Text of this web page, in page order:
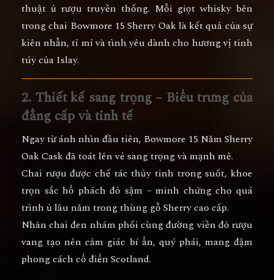
thuật ủ rượu truyền thống. Mỗi giọt whisky bên
trong chai Bowmore 15 Sherry Oak là kết quả của sự
kiên nhẫn, tỉ mỉ và tình yêu dành cho hương vị tinh
túy của Islay.
2. Thiết kế sang trọng – Biểu trưng của
đẳng cấp và tinh tế
Ngay từ ánh nhìn đầu tiên, Bowmore 15 Năm Sherry
Oak Caskđã toát lên vẻ sang trọng và mạnh mẽ.
Chai rượu được chế tác thủy tinh trong suốt, khoe
trọn sắchổ phách đỏ sậm – minh chứng cho quá
trình ủ lâu năm trong thùng gỗ Sherry cao cấp.
Nhãn chai đen nhám phối cùng đường viền đỏ rượu
vang tạo nên cảm giác bí ẩn, quý phái, mang đậm
phong cách cổ điển Scotland.